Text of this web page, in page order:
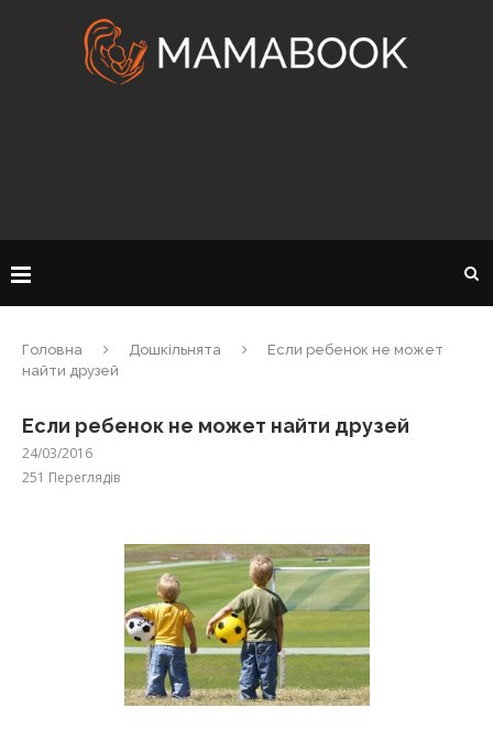
Головна Дошкільнята
Если ребенок не может
найти друзей
Если ребенок не может найти друзей
24/03/2016
251 Переглядів